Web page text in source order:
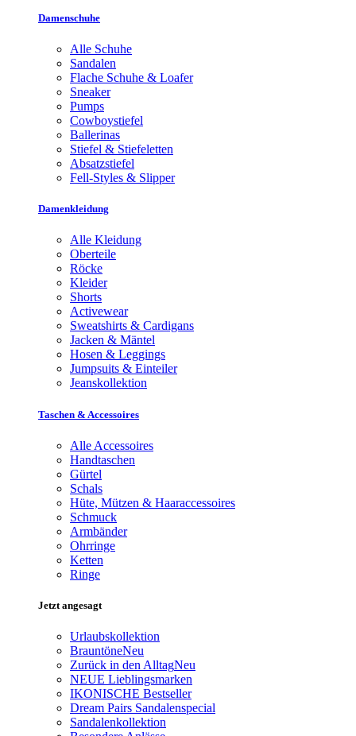
Damenschuhe
Alle Schuhe
Sandalen
Flache Schuhe & Loafer
Sneaker
Pumps
Cowboystiefel
Ballerinas
Stiefel & Stiefeletten
Absatzstiefel
Fell-Styles & Slipper
Damenkleidung
Alle Kleidung
Oberteile
Röcke
Kleider
Shorts
Activewear
Sweatshirts & Cardigans
Jacken & Mäntel
Hosen & Leggings
Jumpsuits & Einteiler
Jeanskollektion
Taschen & Accessoires
Alle Accessoires
Handtaschen
Gürtel
Schals
Hüte, Mützen & Haaraccessoires
Schmuck
Armbänder
Ohrringe
Ketten
Ringe
Jetzt angesagt
Urlaubskollektion
BrauntöneNeu
Zurück in den AlltagNeu
NEUE Lieblingsmarken
IKONISCHE Bestseller
Dream Pairs Sandalenspecial
Sandalenkollektion